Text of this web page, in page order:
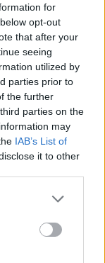
for
opt-out
that after your
seeing
utilized by
parties prior to
the further
parties on the
may
IAB’s List of
it to other
more Google
may click to
party tags to
below Google
napokban,
állíthatom: a
játék lesz,
haragját
Sledgehammer
a projektre tesz
a kliensből
jeként kellett